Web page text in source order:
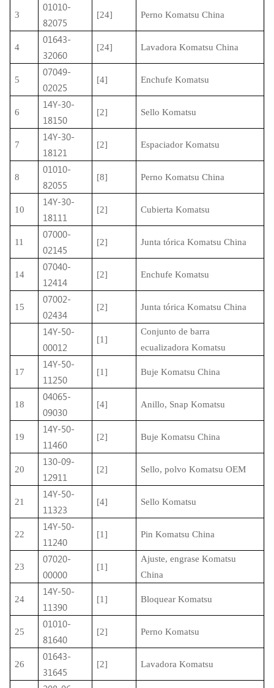
3
01010-
82075
[24] Perno Komatsu China
4
01643-
32060
[24] Lavadora Komatsu China
5
07049-
02025
[4] Enchufe Komatsu
6
14Y-30-
18150
[2] Sello Komatsu
7
14Y-30-
18121
[2] Espaciador Komatsu
8
01010-
82055
[8] Perno Komatsu China
10
14Y-30-
18111
[2] Cubierta Komatsu
11
07000-
02145
[2] Junta tórica Komatsu China
14
07040-
12414
[2] Enchufe Komatsu
15
07002-
02434
[2] Junta tórica Komatsu China
14Y-50-
00012
[1]
Conjunto de barra
ecualizadora Komatsu
17
14Y-50-
11250
[1] Buje Komatsu China
18
04065-
09030
[4] Anillo, Snap Komatsu
19
14Y-50-
11460
[2] Buje Komatsu China
20
130-09-
12911
[2] Sello, polvo Komatsu OEM
21
14Y-50-
11323
[4] Sello Komatsu
22
14Y-50-
11240
[1] Pin Komatsu China
23
07020-
00000
[1]
Ajuste, engrase Komatsu
China
24
14Y-50-
11390
[1] Bloquear Komatsu
25
01010-
81640
[2] Perno Komatsu
26
01643-
31645
[2] Lavadora Komatsu